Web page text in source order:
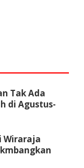
Tak Ada
di Agustus-
Wiraraja